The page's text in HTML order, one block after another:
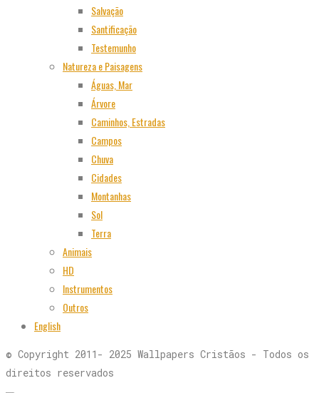
Salvação
Santificação
Testemunho
Natureza e Paisagens
Águas, Mar
Árvore
Caminhos, Estradas
Campos
Chuva
Cidades
Montanhas
Sol
Terra
Animais
HD
Instrumentos
Outros
English
© Copyright 2011- 2025 Wallpapers Cristãos - Todos os
direitos reservados